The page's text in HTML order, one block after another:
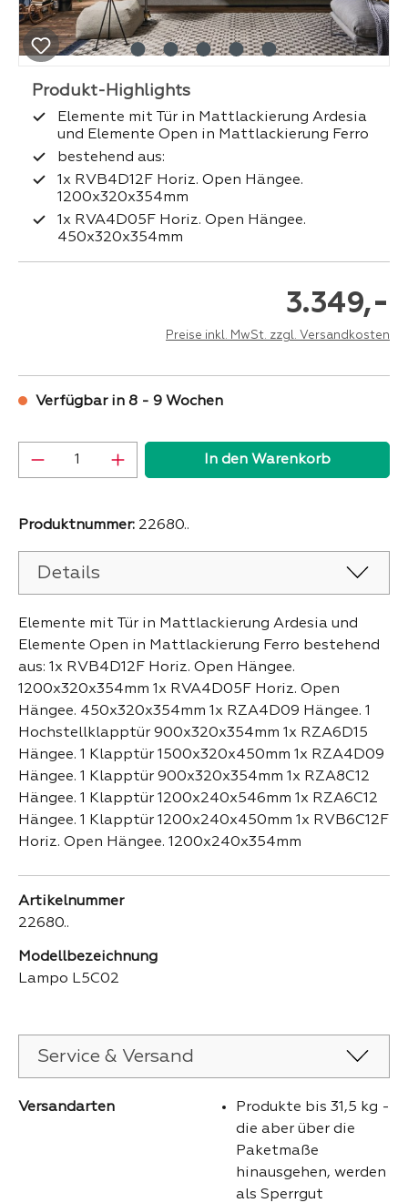
Elemente mit Tür in Mattlackierung Ardesia
und Elemente Open in Mattlackierung Ferro
bestehend aus:
1x RVB4D12F Horiz. Open Hängee.
1200x320x354mm
1x RVA4D05F Horiz. Open Hängee.
450x320x354mm
3.349,-
Preise inkl. MwSt. zzgl. Versandkosten
Verfügbar in 8 - 9 Wochen
Produkt Anzahl: Gib den gewünschten
In den Warenkorb
Produktnummer: 22680..
Details
Elemente mit Tür in Mattlackierung Ardesia und
Elemente Open in Mattlackierung Ferro bestehend
aus: 1x RVB4D12F Horiz. Open Hängee.
1200x320x354mm 1x RVA4D05F Horiz. Open
Hängee. 450x320x354mm 1x RZA4D09 Hängee. 1
Hochstellklapptür 900x320x354mm 1x RZA6D15
Hängee. 1 Klapptür 1500x320x450mm 1x RZA4D09
Hängee. 1 Klapptür 900x320x354mm 1x RZA8C12
Hängee. 1 Klapptür 1200x240x546mm 1x RZA6C12
Hängee. 1 Klapptür 1200x240x450mm 1x RVB6C12F
Horiz. Open Hängee. 1200x240x354mm
Artikelnummer
22680..
Modellbezeichnung
Lampo L5C02
Service & Versand
Versandarten
Produkte bis 31,5 kg -
die aber über die
Paketmaße
hinausgehen, werden
als Sperrgut